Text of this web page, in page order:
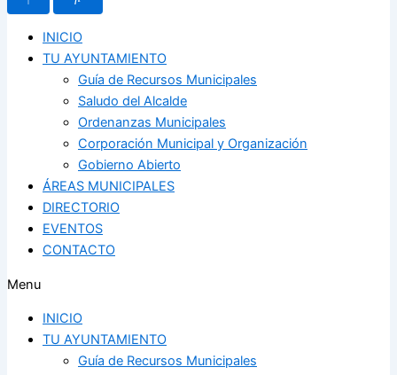
INICIO
TU AYUNTAMIENTO
Guía de Recursos Municipales
Saludo del Alcalde
Ordenanzas Municipales
Corporación Municipal y Organización
Gobierno Abierto
ÁREAS MUNICIPALES
DIRECTORIO
EVENTOS
CONTACTO
Menu
INICIO
TU AYUNTAMIENTO
Guía de Recursos Municipales